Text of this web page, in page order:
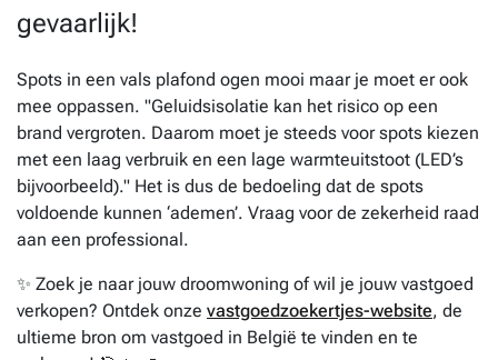
gevaarlijk!
Spots in een vals plafond ogen mooi maar je moet er ook
mee oppassen. "Geluidsisolatie kan het risico op een
brand vergroten. Daarom moet je steeds voor spots kiezen
met een laag verbruik en een lage warmteuitstoot (LED’s
bijvoorbeeld)." Het is dus de bedoeling dat de spots
voldoende kunnen ‘ademen’. Vraag voor de zekerheid raad
aan een professional.
✨ Zoek je naar jouw droomwoning of wil je jouw vastgoed
verkopen? Ontdek onze vastgoedzoekertjes-website, de
ultieme bron om vastgoed in België te vinden en te